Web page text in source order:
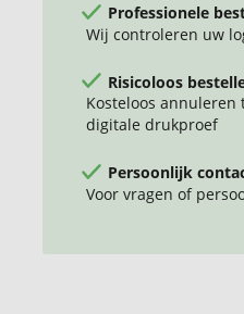
Professionele
Wij controleren uw
Risicoloos
Kosteloos annuleren
digitale drukproef
Persoonlijk
Voor vragen of